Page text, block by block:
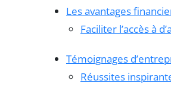
Les avantages
Faciliter l’accès à
Témoignages
Réussites